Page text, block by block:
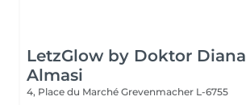
LetzGlow by Doktor Diana
Almasi
4, Place du Marché Grevenmacher L-6755